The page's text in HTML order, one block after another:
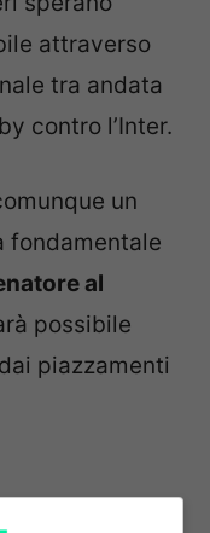
attraverso
tra andata
contro l’Inter.
un
fondamentale
al
possibile
piazzamenti